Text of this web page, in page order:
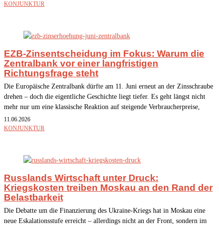
KONJUNKTUR
EZB-Zinsentscheidung im Fokus: Warum die
Zentralbank vor einer langfristigen
Richtungsfrage steht
Die Europäische Zentralbank dürfte am 11. Juni erneut an der Zinsschraube
drehen – doch die eigentliche Geschichte liegt tiefer. Es geht längst nicht
mehr nur um eine klassische Reaktion auf steigende Verbraucherpreise,
11.06.2026
KONJUNKTUR
Russlands Wirtschaft unter Druck:
Kriegskosten treiben Moskau an den Rand der
Belastbarkeit
Die Debatte um die Finanzierung des Ukraine-Kriegs hat in Moskau eine
neue Eskalationsstufe erreicht – allerdings nicht an der Front, sondern im